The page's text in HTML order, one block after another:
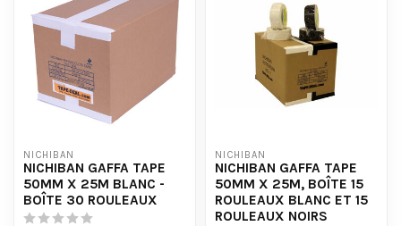
NICHIBAN
NICHIBAN GAFFA TAPE
50MM X 25M BLANC -
BOÎTE 30 ROULEAUX
NICHIBAN
NICHIBAN GAFFA TAPE
50MM X 25M, BOÎTE 15
ROULEAUX BLANC ET 15
ROULEAUX NOIRS